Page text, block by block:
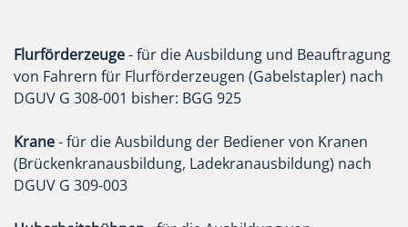
Flurförderzeuge- für die Ausbildung und Beauftragung
von Fahrern für Flurförderzeugen (Gabelstapler) nach
DGUV G 308-001 bisher: BGG 925
Krane- für die Ausbildung der Bediener von Kranen
(Brückenkranausbildung, Ladekranausbildung) nach
DGUV G 309-003